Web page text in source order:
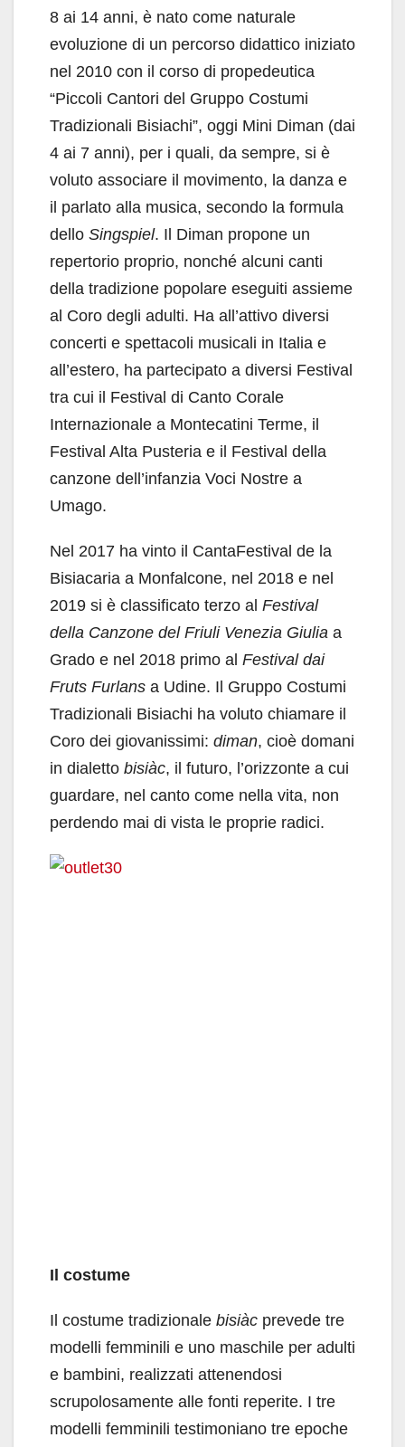
8 ai 14 anni, è nato come naturale
evoluzione di un percorso didattico iniziato
nel 2010 con il corso di propedeutica
“Piccoli Cantori del Gruppo Costumi
Tradizionali Bisiachi”, oggi Mini Diman (dai
4 ai 7 anni), per i quali, da sempre, si è
voluto associare il movimento, la danza e
il parlato alla musica, secondo la formula
dello Singspiel. Il Diman propone un
repertorio proprio, nonché alcuni canti
della tradizione popolare eseguiti assieme
al Coro degli adulti. Ha all’attivo diversi
concerti e spettacoli musicali in Italia e
all’estero, ha partecipato a diversi Festival
tra cui il Festival di Canto Corale
Internazionale a Montecatini Terme, il
Festival Alta Pusteria e il Festival della
canzone dell’infanzia Voci Nostre a
Umago.
Nel 2017 ha vinto il CantaFestival de la
Bisiacaria a Monfalcone, nel 2018 e nel
2019 si è classificato terzo al Festival
della Canzone del Friuli Venezia Giulia a
Grado e nel 2018 primo al Festival dai
Fruts Furlans a Udine. Il Gruppo Costumi
Tradizionali Bisiachi ha voluto chiamare il
Coro dei giovanissimi: diman, cioè domani
in dialetto bisiàc, il futuro, l’orizzonte a cui
guardare, nel canto come nella vita, non
perdendo mai di vista le proprie radici.
Il costume
Il costume tradizionale bisiàc prevede tre
modelli femminili e uno maschile per adulti
e bambini, realizzati attenendosi
scrupolosamente alle fonti reperite. I tre
modelli femminili testimoniano tre epoche